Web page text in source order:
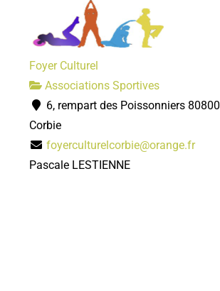
Foyer Culturel
Associations Sportives
6, rempart des Poissonniers 80800
Corbie
foyerculturelcorbie@orange.fr
Pascale LESTIENNE